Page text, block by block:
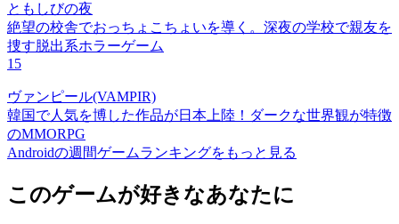
ともしびの夜
絶望の校舎でおっちょこちょいを導く。深夜の学校で親友を
捜す脱出系ホラーゲーム
15
ヴァンピール(VAMPIR)
韓国で人気を博した作品が日本上陸！ダークな世界観が特徴
のMMORPG
Androidの週間ゲームランキングをもっと見る
このゲームが好きなあなたに